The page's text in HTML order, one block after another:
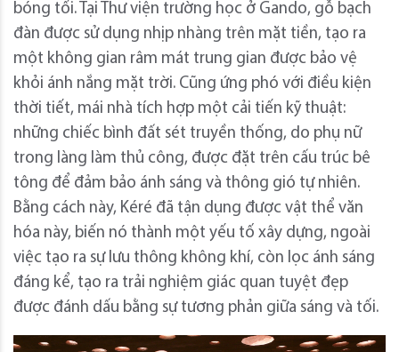
bóng tối. Tại Thư viện trường học ở Gando, gỗ bạch
đàn được sử dụng nhịp nhàng trên mặt tiền, tạo ra
một không gian râm mát trung gian được bảo vệ
khỏi ánh nắng mặt trời. Cũng ứng phó với điều kiện
thời tiết, mái nhà tích hợp một cải tiến kỹ thuật:
những chiếc bình đất sét truyền thống, do phụ nữ
trong làng làm thủ công, được đặt trên cấu trúc bê
tông để đảm bảo ánh sáng và thông gió tự nhiên.
Bằng cách này, Kéré đã tận dụng được vật thể văn
hóa này, biến nó thành một yếu tố xây dựng, ngoài
việc tạo ra sự lưu thông không khí, còn lọc ánh sáng
đáng kể, tạo ra trải nghiệm giác quan tuyệt đẹp
được đánh dấu bằng sự tương phản giữa sáng và tối.